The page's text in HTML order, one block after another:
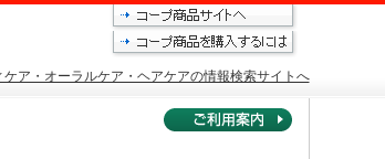
ア・オーラルケア・ヘアケアの情報検索サイトへ